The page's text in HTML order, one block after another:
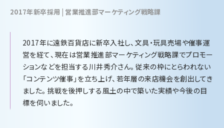
2017年新卒採用 | 営業推進部マーケティング戦略課
2017年に遠鉄百貨店に新卒入社し、文具・玩具売場や催事運
営を経て、現在は営業推進部マーケティング戦略課でプロモー
ションなどを担当する川井秀介さん。従来の枠にとらわれない
「コンテンツ催事」を立ち上げ、若年層の来店機会を創出してき
ました。挑戦を後押しする風土の中で築いた実績や今後の目
標を伺いました。